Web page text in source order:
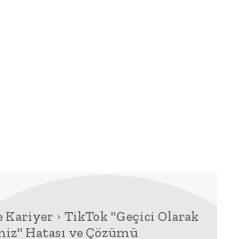
Kariyer
TikTok "Geçici Olarak
Hatası ve Çözümü